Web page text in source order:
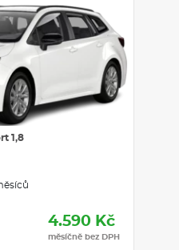
1,8
4.590 Kč
měsíčně bez DPH